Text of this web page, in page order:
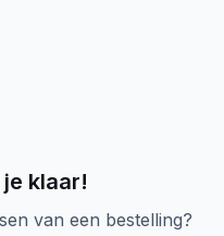
klaar!
van een bestelling?